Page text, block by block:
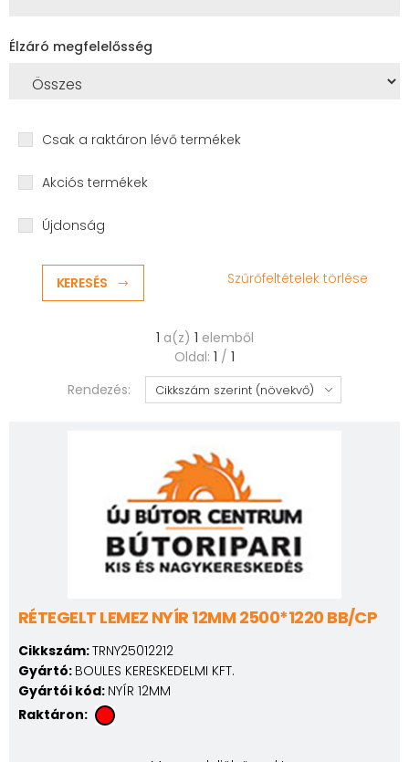
Élzáró megfelelősség
Csak a raktáron lévő termékek
Akciós termékek
Újdonság
KERESÉS Szűrőfeltételek törlése
1 a(z) 1 elemből
Oldal: 1 / 1
Rendezés:
RÉTEGELT LEMEZ NYÍR 12MM 2500*1220 BB/CP
Cikkszám:TRNY25012212
Gyártó: BOULES KERESKEDELMI KFT.
Gyártói kód: NYÍR 12MM
Raktáron: